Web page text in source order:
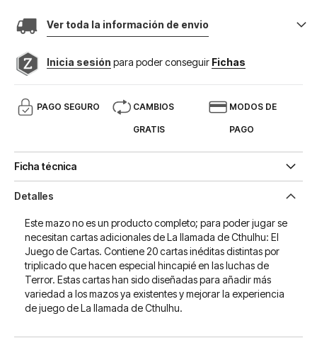
Ver toda la información de envio
Inicia sesión para poder conseguir Fichas
PAGO SEGURO CAMBIOS
GRATIS
MODOS DE
PAGO
Ficha técnica
Detalles
Este mazo no es un producto completo; para poder jugar se
necesitan cartas adicionales de La llamada de Cthulhu: El
Juego de Cartas. Contiene 20 cartas inéditas distintas por
triplicado que hacen especial hincapié en las luchas de
Terror. Estas cartas han sido diseñadas para añadir más
variedad a los mazos ya existentes y mejorar la experiencia
de juego de La llamada de Cthulhu.